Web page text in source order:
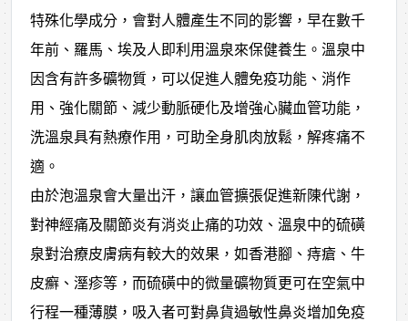
特殊化學成分，會對人體產生不同的影響，早在數千
年前、羅馬、埃及人即利用溫泉來保健養生。溫泉中
因含有許多礦物質，可以促進人體免疫功能、消作
用、強化關節、減少動脈硬化及增強心臟血管功能，
洗溫泉具有熱療作用，可助全身肌肉放鬆，解疼痛不
適。
由於泡溫泉會大量出汗，讓血管擴張促進新陳代謝，
對神經痛及關節炎有消炎止痛的功效、溫泉中的硫磺
泉對治療皮膚病有較大的效果，如香港腳、痔瘡、牛
皮癬、溼疹等，而硫磺中的微量礦物質更可在空氣中
行程一種薄膜，吸入者可對鼻貨過敏性鼻炎增加免疫